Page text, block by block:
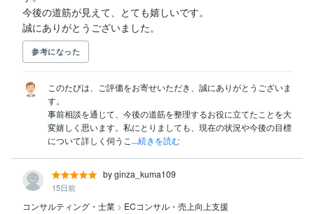
今後の道筋が見えて、とても嬉しいです。
誠にありがとうございました。
参考になった
このたびは、ご評価をお寄せいただき、誠にありがとうございま
す。
事前相談を通じて、今後の道筋を整理するお役に立てたことを大
変嬉しく思います。私にとりましても、現在の状況や今後の目標
について詳しく伺うこ...続きを読む
by ginza_kuma109
15日前
コンサルティング・士業 > ECコンサル・売上向上支援